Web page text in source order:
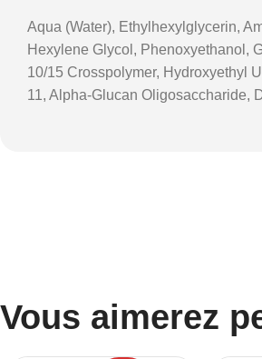
Aqua (Water), Ethylhexylglycerin,
Hexylene Glycol, Phenoxyethanol,
10/15 Crosspolymer, Hydroxyethyl
11, Alpha-Glucan Oligosaccharide,
Vous aimerez